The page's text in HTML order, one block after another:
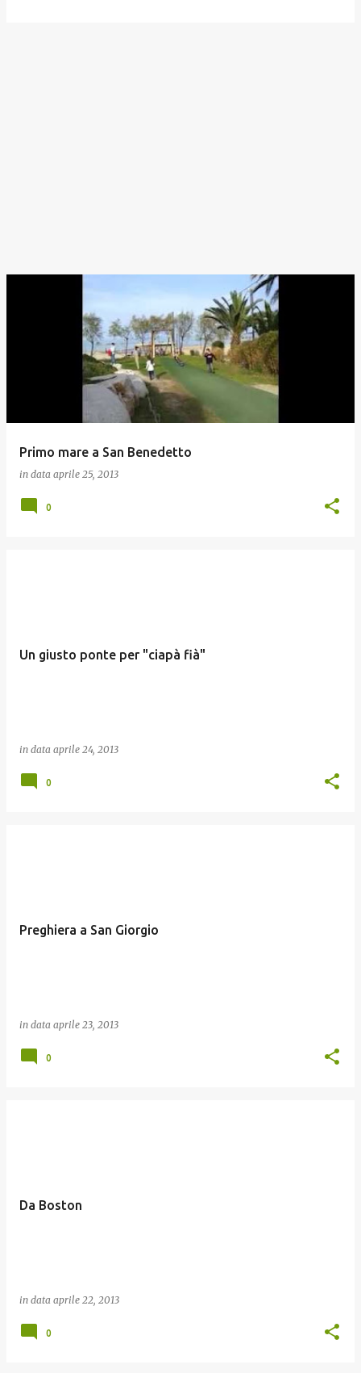
Primo mare a San Benedetto
in data aprile 25, 2013
0
Un giusto ponte per "ciapà fià"
in data aprile 24, 2013
0
Preghiera a San Giorgio
in data aprile 23, 2013
0
Da Boston
in data aprile 22, 2013
0